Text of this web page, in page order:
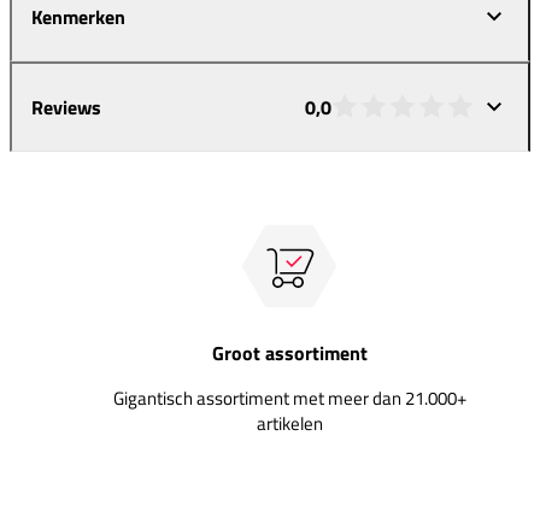
Kenmerken
Reviews 0,0
Groot assortiment
Gigantisch assortiment met meer dan 21.000+
artikelen